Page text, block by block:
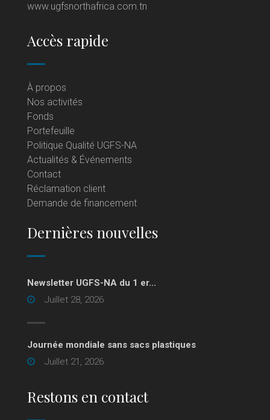
www.ugfsnorthafrica.com.tn
Accès rapide
À propos
Nos activités
Fonds
Portefeuille
Politique Qualité UGFS-NA
Actualités & Événements
Contact
Réclamation client
Demande de financement
Dernières nouvelles
Newsletter UGFS-NA du 1 er...
Juillet 28, 2026
Journée mondiale sans sacs plastiques
Juillet 21, 2026
Restons en contact